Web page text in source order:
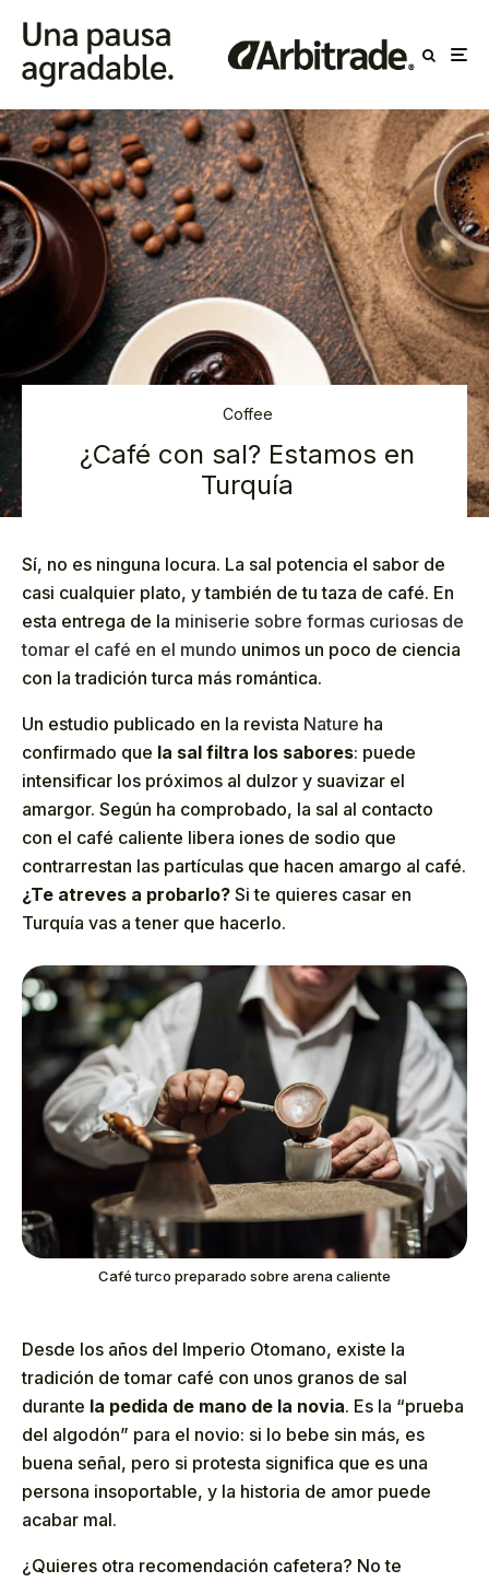
Coffee
¿Café con sal? Estamos en
Turquía
Sí, no es ninguna locura. La sal potencia el sabor de
casi cualquier plato, y también de tu taza de café. En
esta entrega de la miniserie sobre formas curiosas de
tomar el café en el mundo unimos un poco de ciencia
con la tradición turca más romántica.
Un estudio publicado en la revista Nature ha
confirmado que la sal filtra los sabores: puede
intensificar los próximos al dulzor y suavizar el
amargor. Según ha comprobado, la sal al contacto
con el café caliente libera iones de sodio que
contrarrestan las partículas que hacen amargo al café.
¿Te atreves a probarlo? Si te quieres casar en
Turquía vas a tener que hacerlo.
Café turco preparado sobre arena caliente
Desde los años del Imperio Otomano, existe la
tradición de tomar café con unos granos de sal
durante la pedida de mano de la novia. Es la “prueba
del algodón” para el novio: si lo bebe sin más, es
buena señal, pero si protesta significa que es una
persona insoportable, y la historia de amor puede
acabar mal.
¿Quieres otra recomendación cafetera? No te